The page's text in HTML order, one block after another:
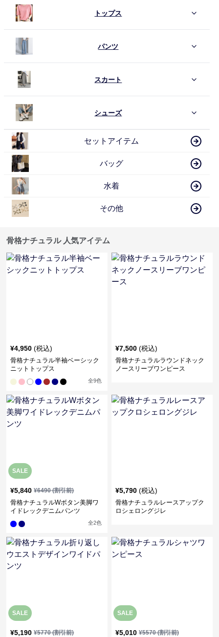
トップス
パンツ
スカート
シューズ
セットアイテム
バッグ
水着
その他
骨格ナチュラル 人気アイテム
¥4,950 (税込)
骨格ナチュラル半袖ベーシック
ニットトップス
全9色
¥7,500 (税込)
骨格ナチュラルラウンドネック
ノースリーブワンピース
SALE
¥5,840 ¥6490(割引前)
骨格ナチュラルWボタン美脚ワ
イドレックデニムパンツ
全2色
¥5,790 (税込)
骨格ナチュラルレースアップク
ロシェロングジレ
SALE
¥5,190 ¥5770(割引前)
SALE
¥5,010 ¥5570(割引前)